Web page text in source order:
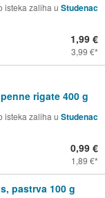
isteka zaliha u Studenac
1,99 €
3,99 €
rigate 400 g
isteka zaliha u Studenac
0,99 €
1,89 €
pastrva 100 g